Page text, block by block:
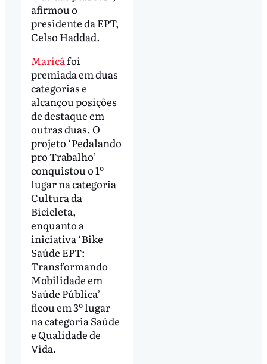
afirmou o
presidente da EPT,
Celso Haddad.
Maricáfoi
premiada em duas
categorias e
alcançou posições
de destaque em
outras duas. O
projeto ‘Pedalando
pro Trabalho’
conquistou o 1º
lugar na categoria
Cultura da
Bicicleta,
enquanto a
iniciativa ‘Bike
Saúde EPT:
Transformando
Mobilidade em
Saúde Pública’
ficou em 3º lugar
na categoria Saúde
e Qualidade de
Vida.